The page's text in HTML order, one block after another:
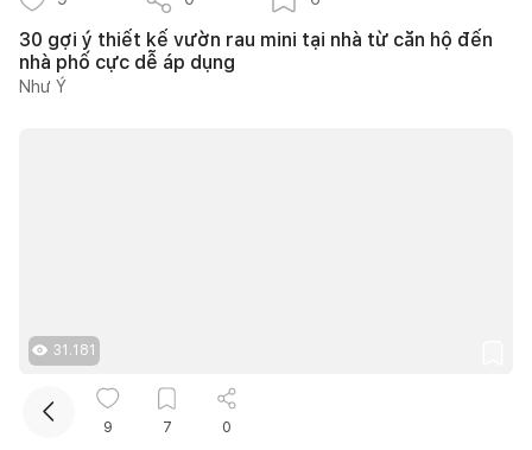
30 gợi ý thiết kế vườn rau mini tại nhà từ căn hộ đến
nhà phố cực dễ áp dụng
Như Ý
31.181
9 7 0